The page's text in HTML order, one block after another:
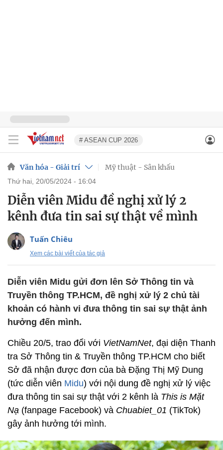
# ASEAN CUP 2026
Văn hóa - Giải trí Mỹ thuật - Sân khấu
thứ hai, 20/05/2024 - 16:04
Diễn viên Midu đề nghị xử lý 2
kênh đưa tin sai sự thật về mình
Tuấn Chiêu
Xem các bài viết của tác giả
Diễn viên Midu gửi đơn lên Sở Thông tin và
Truyền thông TP.HCM, đề nghị xử lý 2 chủ tài
khoản có hành vi đưa thông tin sai sự thật ảnh
hưởng đến mình.
Chiều 20/5, trao đổi với VietNamNet, đại diện Thanh
tra Sở Thông tin & Truyền thông TP.HCM cho biết
Sở đã nhận được đơn của bà Đặng Thị Mỹ Dung
(tức diễn viên Midu) với nội dung đề nghị xử lý việc
đưa thông tin sai sự thật với 2 kênh là This is Mặt
Nạ (fanpage Facebook) và Chuabiet_01 (TikTok)
gây ảnh hưởng tới mình.